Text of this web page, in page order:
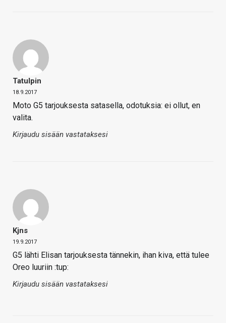
Tatulpin
18.9.2017
Moto G5 tarjouksesta satasella, odotuksia: ei ollut, en
valita.
Kirjaudu sisään vastataksesi
Kjns
19.9.2017
G5 lähti Elisan tarjouksesta tännekin, ihan kiva, että tulee
Oreo luuriin :tup:
Kirjaudu sisään vastataksesi